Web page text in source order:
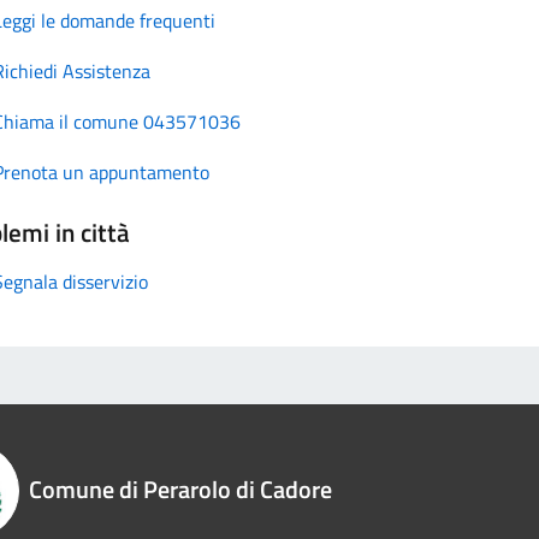
le domande frequenti
Assistenza
il comune 043571036
un appuntamento
in città
disservizio
Comune di Perarolo di Cadore